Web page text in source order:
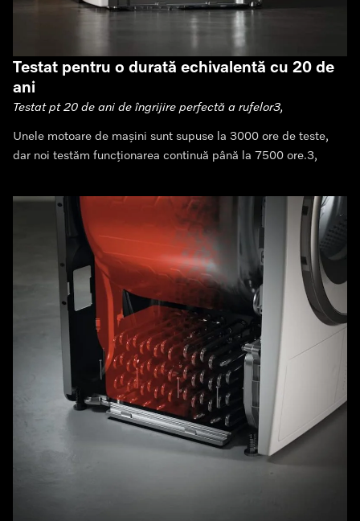
Testat pentru o durată echivalentă cu 20 de
ani
Testat pt 20 de ani de îngrijire perfectă a rufelor3,
Unele motoare de mașini sunt supuse la 3000 ore de teste,
dar noi testăm funcționarea continuă până la 7500 ore.3,